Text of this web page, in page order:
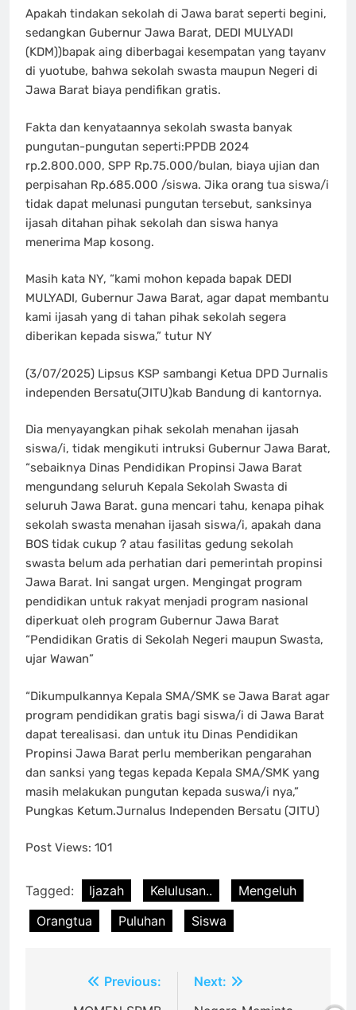
Apakah tindakan sekolah di Jawa barat seperti begini,
sedangkan Gubernur Jawa Barat, DEDI MULYADI
(KDM))bapak aing diberbagai kesempatan yang tayanv
di yuotube, bahwa sekolah swasta maupun Negeri di
Jawa Barat biaya pendifikan gratis.
Fakta dan kenyataannya sekolah swasta banyak
pungutan-pungutan seperti:PPDB 2024
rp.2.800.000, SPP Rp.75.000/bulan, biaya ujian dan
perpisahan Rp.685.000 /siswa. Jika orang tua siswa/i
tidak dapat melunasi pungutan tersebut, sanksinya
ijasah ditahan pihak sekolah dan siswa hanya
menerima Map kosong.
Masih kata NY, “kami mohon kepada bapak DEDI
MULYADI, Gubernur Jawa Barat, agar dapat membantu
kami ijasah yang di tahan pihak sekolah segera
diberikan kepada siswa,” tutur NY
(3/07/2025) Lipsus KSP sambangi Ketua DPD Jurnalis
independen Bersatu(JITU)kab Bandung di kantornya.
Dia menyayangkan pihak sekolah menahan ijasah
siswa/i, tidak mengikuti intruksi Gubernur Jawa Barat,
“sebaiknya Dinas Pendidikan Propinsi Jawa Barat
mengundang seluruh Kepala Sekolah Swasta di
seluruh Jawa Barat. guna mencari tahu, kenapa pihak
sekolah swasta menahan ijasah siswa/i, apakah dana
BOS tidak cukup ? atau fasilitas gedung sekolah
swasta belum ada perhatian dari pemerintah propinsi
Jawa Barat. Ini sangat urgen. Mengingat program
pendidikan untuk rakyat menjadi program nasional
diperkuat oleh program Gubernur Jawa Barat
“Pendidikan Gratis di Sekolah Negeri maupun Swasta,
ujar Wawan”
“Dikumpulkannya Kepala SMA/SMK se Jawa Barat agar
program pendidikan gratis bagi siswa/i di Jawa Barat
dapat terealisasi. dan untuk itu Dinas Pendidikan
Propinsi Jawa Barat perlu memberikan pengarahan
dan sanksi yang tegas kepada Kepala SMA/SMK yang
masih melakukan pungutan kepada suswa/i nya,”
Pungkas Ketum.Jurnalus Independen Bersatu (JITU)
Post Views: 101
Tagged: Ijazah Kelulusan..
Mengeluh
Orangtua
Puluhan Siswa
Previous:
Next: